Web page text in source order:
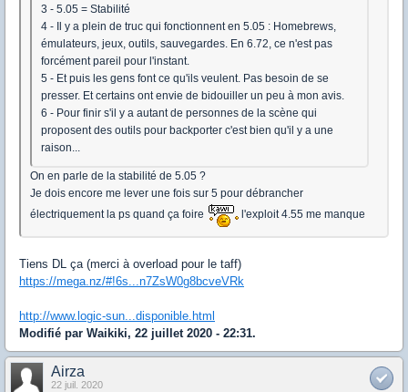
3 - 5.05 = Stabilité
4 - Il y a plein de truc qui fonctionnent en 5.05 : Homebrews,
émulateurs, jeux, outils, sauvegardes. En 6.72, ce n'est pas
forcément pareil pour l'instant.
5 - Et puis les gens font ce qu'ils veulent. Pas besoin de se
presser. Et certains ont envie de bidouiller un peu à mon avis.
6 - Pour finir s'il y a autant de personnes de la scène qui
proposent des outils pour backporter c'est bien qu'il y a une
raison...
On en parle de la stabilité de 5.05 ?
Je dois encore me lever une fois sur 5 pour débrancher
électriquement la ps quand ça foire
l'exploit 4.55 me manque
Tiens DL ça (merci à overload pour le taff)
https://mega.nz/#!6s...n7ZsW0g8bcveVRk
http://www.logic-sun...disponible.html
Modifié par Waikiki, 22 juillet 2020 - 22:31.
Airza
22 juil. 2020